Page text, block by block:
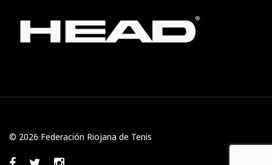
© 2026 Federación Riojana de Tenis